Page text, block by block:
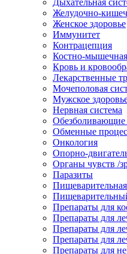
Дыхательная
Желудочно-
Женское здоровье
Иммунитет
Контрацепция
Костно-
Кровь и
Лекарственные
Мочеполовая
Мужское
Нервная система
Обезболивающие
Обменные
Онкология
Опорно-
Органы чувств /
Паразиты
Препараты для
Препараты для
Препараты для
Препараты для
Препараты для